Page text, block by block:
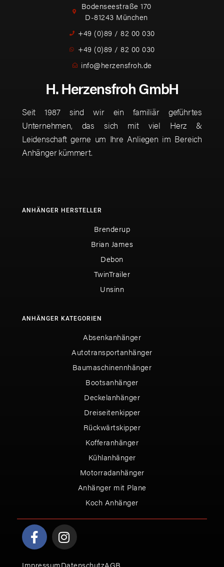
Bodenseestraße 170
D-81243 München
+49 (0)89 / 82 00 030
+49 (0)89 / 82 00 030
info@herzensfroh.de
H. Herzensfroh GmbH
Seit 1987 sind wir ein familiär geführtes
Unternehmen, das sich mit viel Herz &
Leidenschaft gerne um Ihre Anliegen im Bereich
Anhänger kümmert.
ANHÄNGER HERSTELLER
Brenderup
Brian James
Debon
TwinTrailer
Unsinn
ANHÄNGER KATEGORIEN
Absenkanhänger
Autotransportanhänger
Baumaschinennhänger
Bootsanhänger
Deckelanhänger
Dreiseitenkipper
Rückwärtskipper
Kofferanhänger
Kühlanhänger
Motorradanhänger
Anhänger mit Plane
Koch Anhänger
ImpressumDatenschutzAGB